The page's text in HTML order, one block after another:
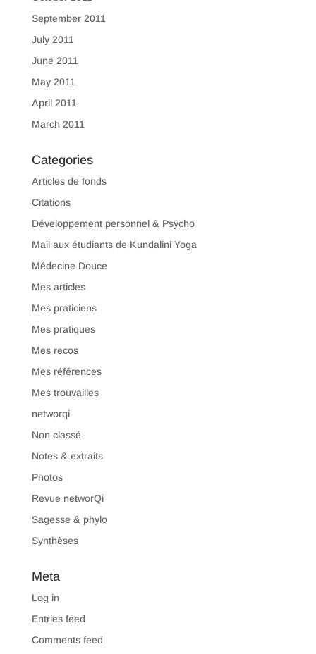
September 2011
July 2011
June 2011
May 2011
April 2011
March 2011
Categories
Articles de fonds
Citations
Développement personnel & Psycho
Mail aux étudiants de Kundalini Yoga
Médecine Douce
Mes articles
Mes praticiens
Mes pratiques
Mes recos
Mes références
Mes trouvailles
networqi
Non classé
Notes & extraits
Photos
Revue networQi
Sagesse & phylo
Synthèses
Meta
Log in
Entries feed
Comments feed